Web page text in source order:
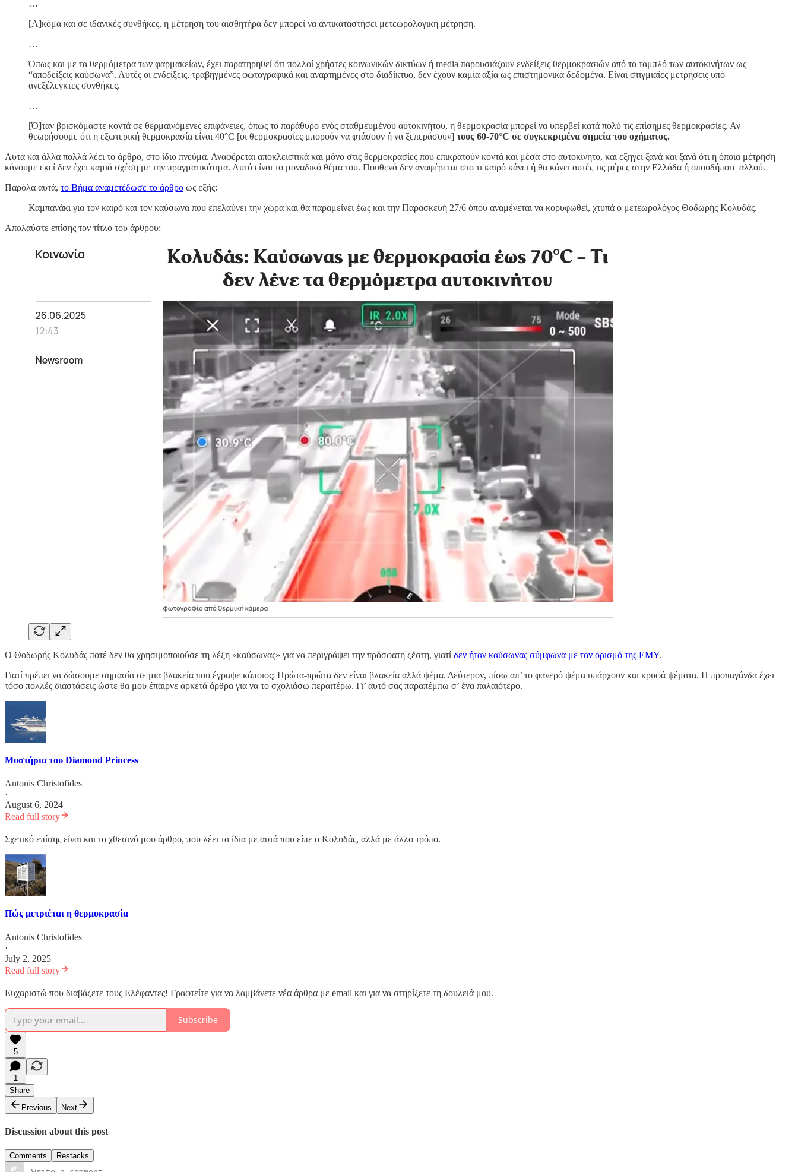
…
[Α]κόμα και σε ιδανικές συνθήκες, η μέτρηση του αισθητήρα δεν μπορεί να αντικαταστήσει μετεωρολογική μέτρηση.
…
Όπως και με τα θερμόμετρα των φαρμακείων, έχει παρατηρηθεί ότι πολλοί χρήστες κοινωνικών δικτύων ή media παρουσιάζουν ενδείξεις θερμοκρασιών από το ταμπλό των αυτοκινήτων ως
“αποδείξεις καύσωνα”. Αυτές οι ενδείξεις, τραβηγμένες φωτογραφικά και αναρτημένες στο διαδίκτυο, δεν έχουν καμία αξία ως επιστημονικά δεδομένα. Είναι στιγμιαίες μετρήσεις υπό
ανεξέλεγκτες συνθήκες.
…
[Ό]ταν βρισκόμαστε κοντά σε θερμαινόμενες επιφάνειες, όπως το παράθυρο ενός σταθμευμένου αυτοκινήτου, η θερμοκρασία μπορεί να υπερβεί κατά πολύ τις επίσημες θερμοκρασίες. Αν
θεωρήσουμε ότι η εξωτερική θερμοκρασία είναι 40°C [οι θερμοκρασίες μπορούν να φτάσουν ή να ξεπεράσουν] τους 60-70°C σε συγκεκριμένα σημεία του οχήματος.
Αυτά και άλλα πολλά λέει το άρθρο, στο ίδιο πνεύμα. Αναφέρεται αποκλειστικά και μόνο στις θερμοκρασίες που επικρατούν κοντά και μέσα στο αυτοκίνητο, και εξηγεί ξανά και ξανά ότι η όποια μέτρηση
κάνουμε εκεί δεν έχει καμιά σχέση με την πραγματικότητα. Αυτό είναι το μοναδικό θέμα του. Πουθενά δεν αναφέρεται στο τι καιρό κάνει ή θα κάνει αυτές τις μέρες στην Ελλάδα ή οπουδήποτε αλλού.
Παρόλα αυτά, το Βήμα αναμετέδωσε το άρθρο ως εξής:
Καμπανάκι για τον καιρό και τον καύσωνα που επελαύνει την χώρα και θα παραμείνει έως και την Παρασκευή 27/6 όπου αναμένεται να κορυφωθεί, χτυπά ο μετεωρολόγος Θοδωρής Κολυδάς.
Απολαύστε επίσης τον τίτλο του άρθρου:
Ο Θοδωρής Κολυδάς ποτέ δεν θα χρησιμοποιούσε τη λέξη «καύσωνας» για να περιγράψει την πρόσφατη ζέστη, γιατί δεν ήταν καύσωνας σύμφωνα με τον ορισμό της ΕΜΥ.
Γιατί πρέπει να δώσουμε σημασία σε μια βλακεία που έγραψε κάποιος; Πρώτα-πρώτα δεν είναι βλακεία αλλά ψέμα. Δεύτερον, πίσω απ’ το φανερό ψέμα υπάρχουν και κρυφά ψέματα. Η προπαγάνδα έχει
τόσο πολλές διαστάσεις ώστε θα μου έπαιρνε αρκετά άρθρα για να το σχολιάσω περαιτέρω. Γι’ αυτό σας παραπέμπω σ’ ένα παλαιότερο.
Μυστήρια του Diamond Princess
Antonis Christofides
·
August 6, 2024
Read full story
Σχετικό επίσης είναι και το χθεσινό μου άρθρο, που λέει τα ίδια με αυτά που είπε ο Κολυδάς, αλλά με άλλο τρόπο.
Πώς μετριέται η θερμοκρασία
Antonis Christofides
·
July 2, 2025
Read full story
Ευχαριστώ που διαβάζετε τους Ελέφαντες! Γραφτείτε για να λαμβάνετε νέα άρθρα με email και για να στηρίξετε τη δουλειά μου.
Subscribe
5
1
Share
Previous
Next
Discussion about this post
Comments Restacks